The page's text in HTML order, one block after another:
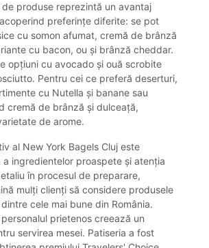
produse reprezintă un avantaj
preferințe diferite: se pot
cu somon afumat, cremă de brânză
cu bacon, ou și brânză cheddar.
opțiuni cu avocado și ouă scrobite
Pentru cei ce preferă deserturi,
cu Nutella și banane sau
cremă de brânză și dulceață,
de arome.
al New York Bagels Cluj este
a ingredientelor proaspete și atenția
în procesul de preparare,
mulți clienți să considere produsele
cele mai bune din România.
prietenos creează un
servirea mesei. Patiseria a fost